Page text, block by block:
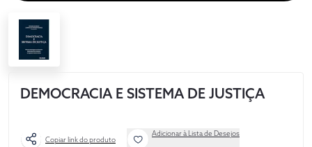
DEMOCRACIA E SISTEMA DE JUSTIÇA
Copiar link do produto
Adicionar à Lista de Desejos